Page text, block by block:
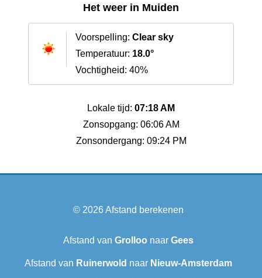
Het weer in Muiden
Voorspelling: Clear sky
Temperatuur: 18.0°
Vochtigheid: 40%
Lokale tijd: 07:18 AM
Zonsopgang: 06:06 AM
Zonsondergang: 09:24 PM
© 2026Afstand berekenen
Afstand van Grolloo naar Gees
Afstand van Ruinerwold naar Nieuw-Amsterdam